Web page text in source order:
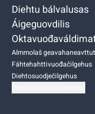
Diehtu bálvalusas
Áigeguovdilis
Almmolaš geavahaneavttut
Fáhtehahttivuođačilgehus
Diehtosuodječilgehus